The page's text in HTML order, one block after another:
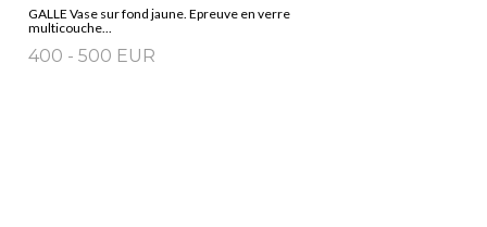
GALLE Vase sur fond jaune. Epreuve en verre
multicouche...
400 - 500 EUR